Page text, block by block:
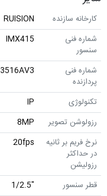
RUISION
IMX415
HI3516AV3
تصویر
8MP
بر ثانیه
20fps
"1/2.5